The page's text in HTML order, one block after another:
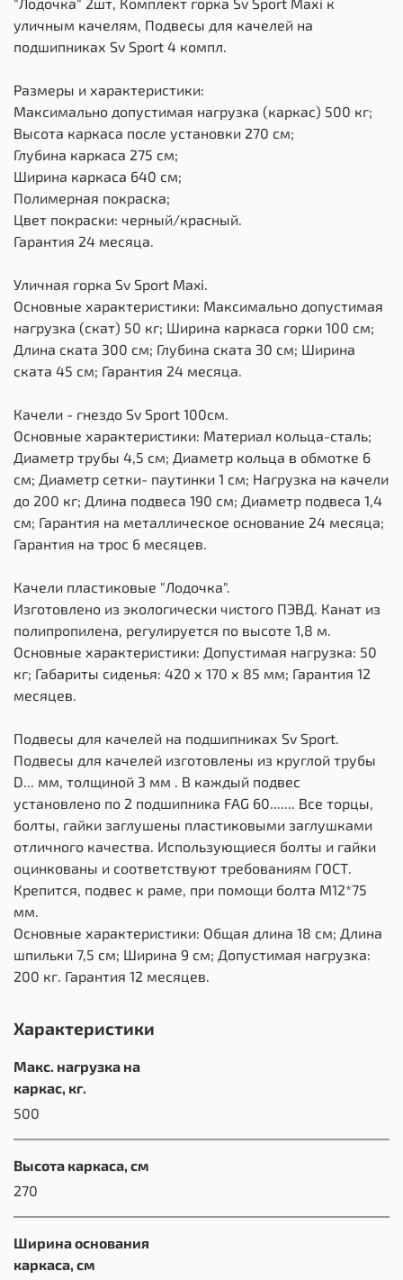
уличным качелям, Подвесы для качелей на
подшипниках Sv Sport 4 компл.
Размеры и характеристики:
Максимально допустимая нагрузка (каркас) 500 кг;
Высота каркаса после установки 270 см;
Глубина каркаса 275 см;
Ширина каркаса 640 см;
Полимерная покраска;
Цвет покраски: черный/красный.
Гарантия 24 месяца.
Уличная горка Sv Sport Maxi.
Основные характеристики: Максимально допустимая
нагрузка (скат) 50 кг; Ширина каркаса горки 100 см;
Длина ската 300 см; Глубина ската 30 см; Ширина
ската 45 см; Гарантия 24 месяца.
Качели - гнездо Sv Sport 100см.
Основные характеристики: Материал кольца-сталь;
Диаметр трубы 4,5 см; Диаметр кольца в обмотке 6
см; Диаметр сетки- паутинки 1 см; Нагрузка на качели
до 200 кг; Длина подвеса 190 см; Диаметр подвеса 1,4
см; Гарантия на металлическое основание 24 месяца;
Гарантия на трос 6 месяцев.
Качели пластиковые "Лодочка".
Изготовлено из экологически чистого ПЭВД. Канат из
полипропилена, регулируется по высоте 1,8 м.
Основные характеристики: Допустимая нагрузка: 50
кг; Габариты сиденья: 420 х 170 х 85 мм; Гарантия 12
месяцев.
Подвесы для качелей на подшипниках Sv Sport.
Подвесы для качелей изготовлены из круглой трубы
D... мм, толщиной 3 мм . В каждый подвес
установлено по 2 подшипника FAG 60....... Все торцы,
болты, гайки заглушены пластиковыми заглушками
отличного качества. Использующиеся болты и гайки
оцинкованы и соответствуют требованиям ГОСТ.
Крепится, подвес к раме, при помощи болта М12*75
мм.
Основные характеристики: Общая длина 18 см; Длина
шпильки 7,5 см; Ширина 9 см; Допустимая нагрузка:
200 кг. Гарантия 12 месяцев.
Характеристики
Макс. нагрузка на
каркас, кг.
500
Высота каркаса, см
270
Ширина основания
каркаса, см